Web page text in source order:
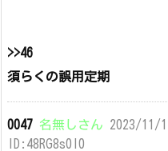
>>46
須らくの誤用定期
0047 名無しさん 2023/11/
ID:48RG8s0l0